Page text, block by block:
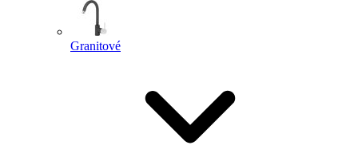
Granitové